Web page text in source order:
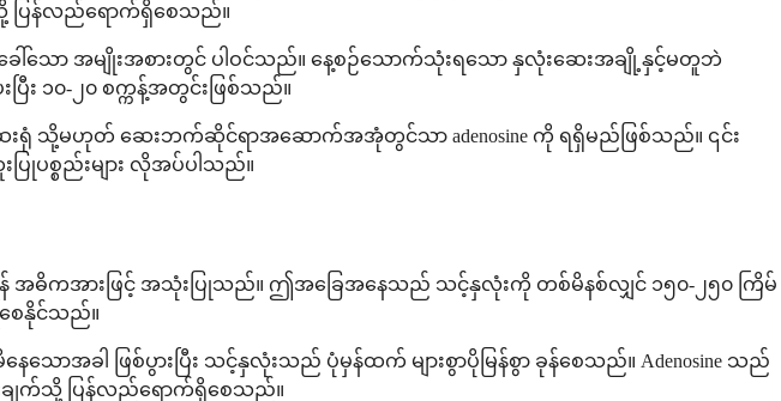
သို့ ပြန်လည်ရောက်ရှိစေသည်။
ခေါ်သော အမျိုးအစားတွင် ပါဝင်သည်။ နေ့စဉ်သောက်သုံးရသော နှလုံးဆေးအချို့နှင့်မတူဘဲ
ြီး ၁၀-၂၀ စက္ကန့်အတွင်းဖြစ်သည်။
းရုံ သို့မဟုတ် ဆေးဘက်ဆိုင်ရာအဆောက်အအုံတွင်သာ adenosine ကို ရရှိမည်ဖြစ်သည်။ ၎င်း
စ္စည်းများ လိုအပ်ပါသည်။
ကို ကုသရန် အဓိကအားဖြင့် အသုံးပြုသည်။ ဤအခြေအနေသည် သင့်နှလုံးကို တစ်မိနစ်လျှင် ၁၅၀-၂၅၀ ကြိမ်
စေနိုင်သည်။
အခါ ဖြစ်ပွားပြီး သင့်နှလုံးသည် ပုံမှန်ထက် များစွာပိုမြန်စွာ ခုန်စေသည်။ Adenosine သည်
ချက်သို့ ပြန်လည်ရောက်ရှိစေသည်။